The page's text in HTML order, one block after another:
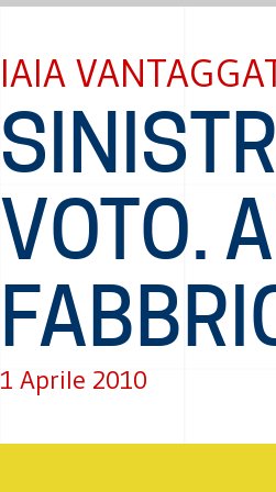
IAIA
VOTO.
1 Aprile 2010